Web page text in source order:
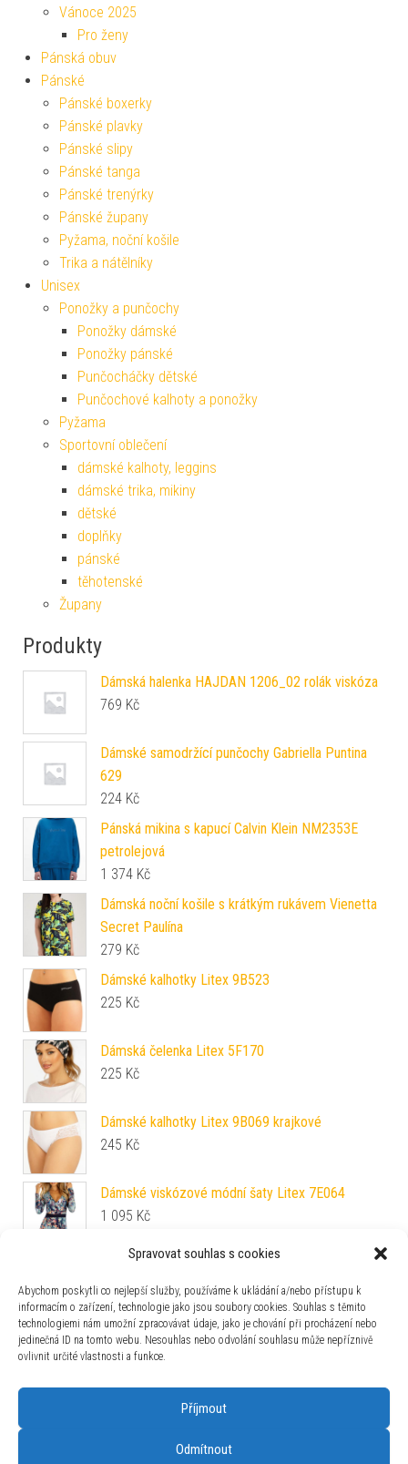
Spravovat souhlas s cookies
Abychom poskytli co nejlepší služby, používáme k ukládání a/nebo přístupu k
informacím o zařízení, technologie jako jsou soubory cookies. Souhlas s těmito
technologiemi nám umožní zpracovávat údaje, jako je chování při procházení nebo
jedinečná ID na tomto webu. Nesouhlas nebo odvolání souhlasu může nepříznivě
ovlivnit určité vlastnosti a funkce.
Příjmout
Odmítnout
Vánoce 2025
Pro ženy
Pánská obuv
Pánské
Pánské boxerky
Pánské plavky
Pánské slipy
Pánské tanga
Pánské trenýrky
Pánské župany
Pyžama, noční košile
Trika a nátělníky
Unisex
Ponožky a punčochy
Ponožky dámské
Ponožky pánské
Punčocháčky dětské
Punčochové kalhoty a ponožky
Pyžama
Sportovní oblečení
dámské kalhoty, leggins
dámské trika, mikiny
dětské
doplňky
pánské
těhotenské
Župany
Produkty
Dámská halenka HAJDAN 1206_02 rolák viskóza
769 Kč
Dámské samodržící punčochy Gabriella Puntina
629
224 Kč
Pánská mikina s kapucí Calvin Klein NM2353E
petrolejová
1 374 Kč
Dámská noční košile s krátkým rukávem Vienetta
Secret Paulína
279 Kč
Dámské kalhotky Litex 9B523
225 Kč
Dámská čelenka Litex 5F170
225 Kč
Dámské kalhotky Litex 9B069 krajkové
245 Kč
Dámské viskózové módní šaty Litex 7E064
1 095 Kč
Pánské kalhoty sportovní Litex 9C352
1 445Kč
Dětské pyžamo dlouhé Vienetta Secret Sova
329 Kč